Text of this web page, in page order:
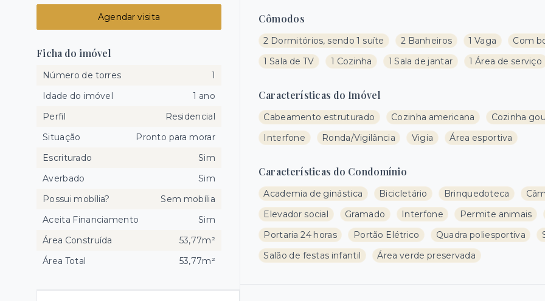
Cômodos
2 Dormitórios, sendo 1 suíte 2 Banheiros 1 Vaga Com
1 Sala de TV
1 Cozinha 1 Sala de jantar 1 Área de serviço
Características do Imóvel
Cabeamento estruturado Cozinha americana Cozinha
Interfone
Ronda/Vigilância Vigia Área esportiva
Características do Condomínio
Academia de ginástica Bicicletário Brinquedoteca
Elevador social
Gramado Interfone Permite animais
Portaria 24 horas
Portão Elétrico Quadra poliesportiva
Salão de festas infantil
Área verde preservada
Agendar visita
Ficha do imóvel
Número de torres
1
Idade do imóvel
1 ano
Perfil
Residencial
Situação
Pronto para morar
Escriturado
Sim
Averbado
Sim
Possui mobília?
Sem mobília
Aceita Financiamento
Sim
Área Construída
53,77m²
Área Total
53,77m²